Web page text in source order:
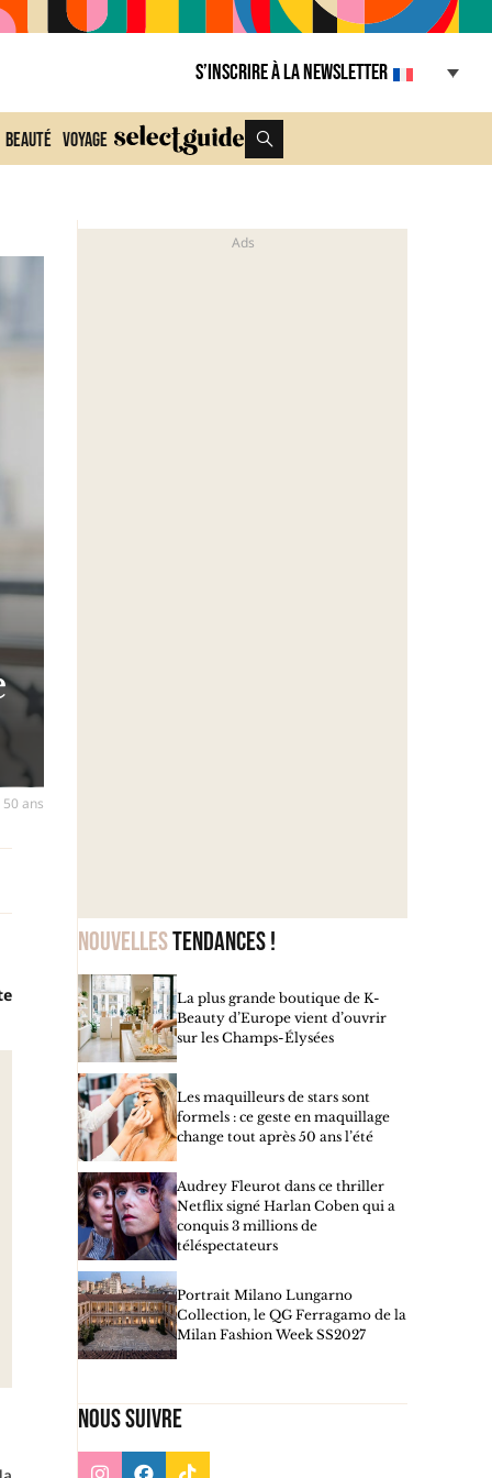
S’inscrire à la Newsletter
Beauté Voyage
Nouvellestendances !
La plus grande boutique de K-
Beauty d’Europe vient d’ouvrir
sur les Champs-Élysées
Les maquilleurs de stars sont
formels : ce geste en maquillage
change tout après 50 ans l’été
Audrey Fleurot dans ce thriller
Netflix signé Harlan Coben qui a
conquis 3 millions de
téléspectateurs
Portrait Milano Lungarno
Collection, le QG Ferragamo de la
Milan Fashion Week SS2027
Nous suivre
ans